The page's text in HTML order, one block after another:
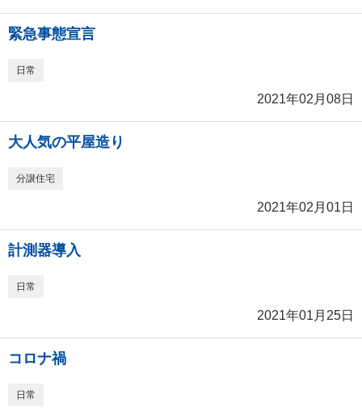
緊急事態宣言
日常
2021年02月08日
大人気の平屋造り
分譲住宅
2021年02月01日
計測器導入
日常
2021年01月25日
コロナ禍
日常